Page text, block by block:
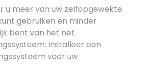
u meer van uw zelfopgewekte
gebruiken en minder
bent van het net.
Installeer een
voor uw